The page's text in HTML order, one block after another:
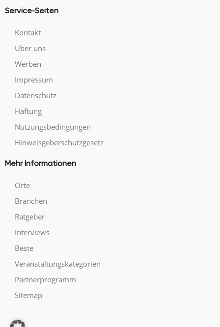
Service-Seiten
Kontakt
Über uns
Werben
Impressum
Datenschutz
Haftung
Nutzungsbedingungen
Hinweisgeberschutzgesetz
Mehr Informationen
Orte
Branchen
Ratgeber
Interviews
Beste
Veranstaltungskategorien
Partnerprogramm
Sitemap